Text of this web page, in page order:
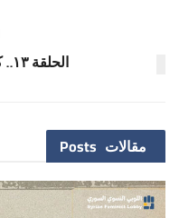
الحلقة ١٣.. كواليس بيان “الحليب”
مقالات